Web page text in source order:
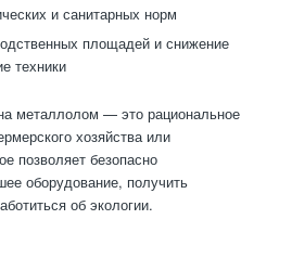
и санитарных норм
площадей и снижение
техники
металлолом — это рациональное
хозяйства или
позволяет безопасно
оборудование, получить
об экологии.